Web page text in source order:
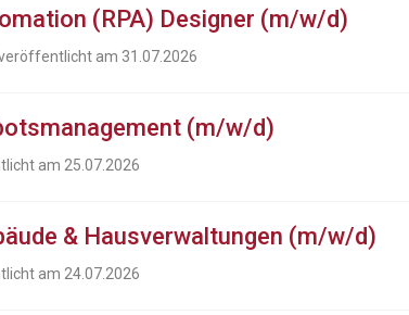
(RPA) Designer (m/w/d)
am 31.07.2026
(m/w/d)
am 25.07.2026
& Hausverwaltungen (m/w/d)
am 24.07.2026